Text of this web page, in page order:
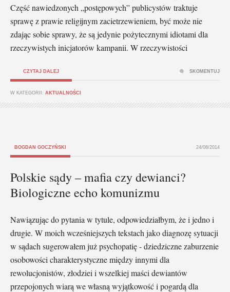
Część nawiedzonych „postępowych” publicystów traktuje
sprawę z prawie religijnym zacietrzewieniem, być może nie
zdając sobie sprawy, że są jedynie pożytecznymi idiotami dla
rzeczywistych inicjatorów kampanii. W rzeczywistości
CZYTAJ DALEJ
W KATEGORII: AKTUALNOŚCI
SKOMENTUJ
BOGDAN GOCZYŃSKI 24/08/2014
Polskie sądy – mafia czy dewianci?
Biologiczne echo komunizmu
Nawiązując do pytania w tytule, odpowiedziałbym, że i jedno i
drugie. W moich wcześniejszych tekstach jako diagnozę sytuacji
w sądach sugerowałem już psychopatię - dziedziczne zaburzenie
osobowości charakterystyczne między innymi dla
rewolucjonistów, złodziei i wszelkiej maści dewiantów
przepojonych wiarą we własną wyjątkowość i pogardą dla